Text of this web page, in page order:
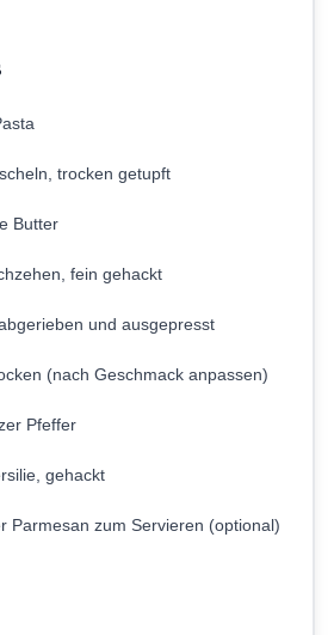
trocken getupft
Butter
fein gehackt
und ausgepresst
(nach Geschmack anpassen)
Pfeffer
gehackt
Parmesan zum Servieren (optional)